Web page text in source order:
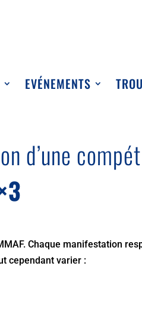
EVÉNEMENTS
d’une
Chaque manifestation
cependant varier :